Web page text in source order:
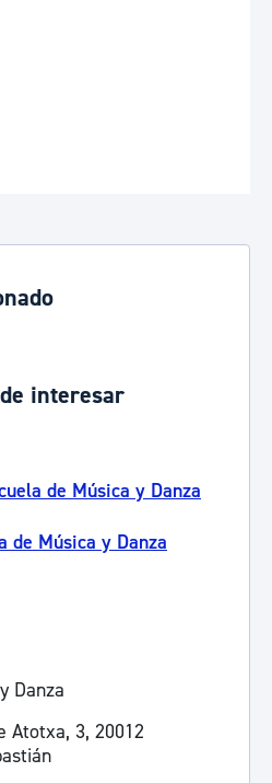
interesar
de Música y Danza
de Música y Danza
Danza
Atotxa, 3, 20012